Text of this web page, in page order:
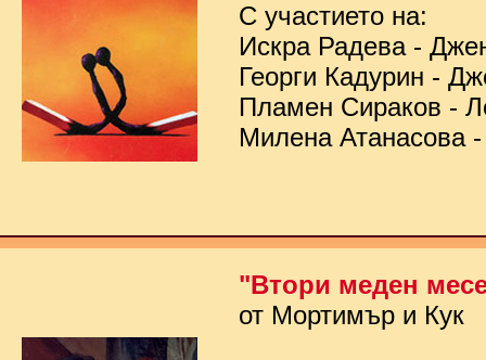
С участието на:
Искра Радева -
Георги Кадурин -
Пламен Сираков -
Милена Атанасова
"Втори меден
от Мортимър и Кук